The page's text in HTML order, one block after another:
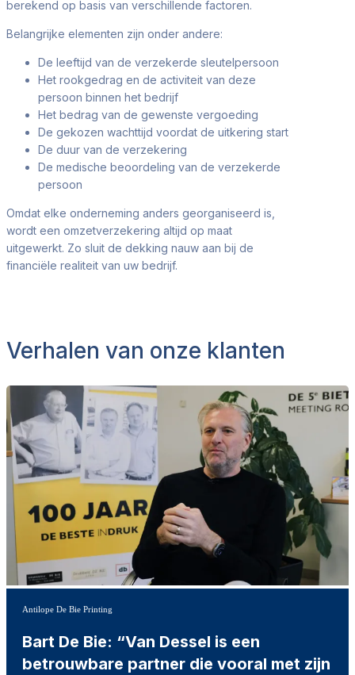
berekend op basis van verschillende factoren.
Belangrijke elementen zijn onder andere:
De leeftijd van de verzekerde sleutelpersoon
Het rookgedrag en de activiteit van deze
persoon binnen het bedrijf
Het bedrag van de gewenste vergoeding
De gekozen wachttijd voordat de uitkering start
De duur van de verzekering
De medische beoordeling van de verzekerde
persoon
Omdat elke onderneming anders georganiseerd is,
wordt een omzetverzekering altijd op maat
uitgewerkt. Zo sluit de dekking nauw aan bij de
financiële realiteit van uw bedrijf.
Verhalen van onze klanten
Antilope De Bie Printing
Bart De Bie: “Van Dessel is een
betrouwbare partner die vooral met zijn